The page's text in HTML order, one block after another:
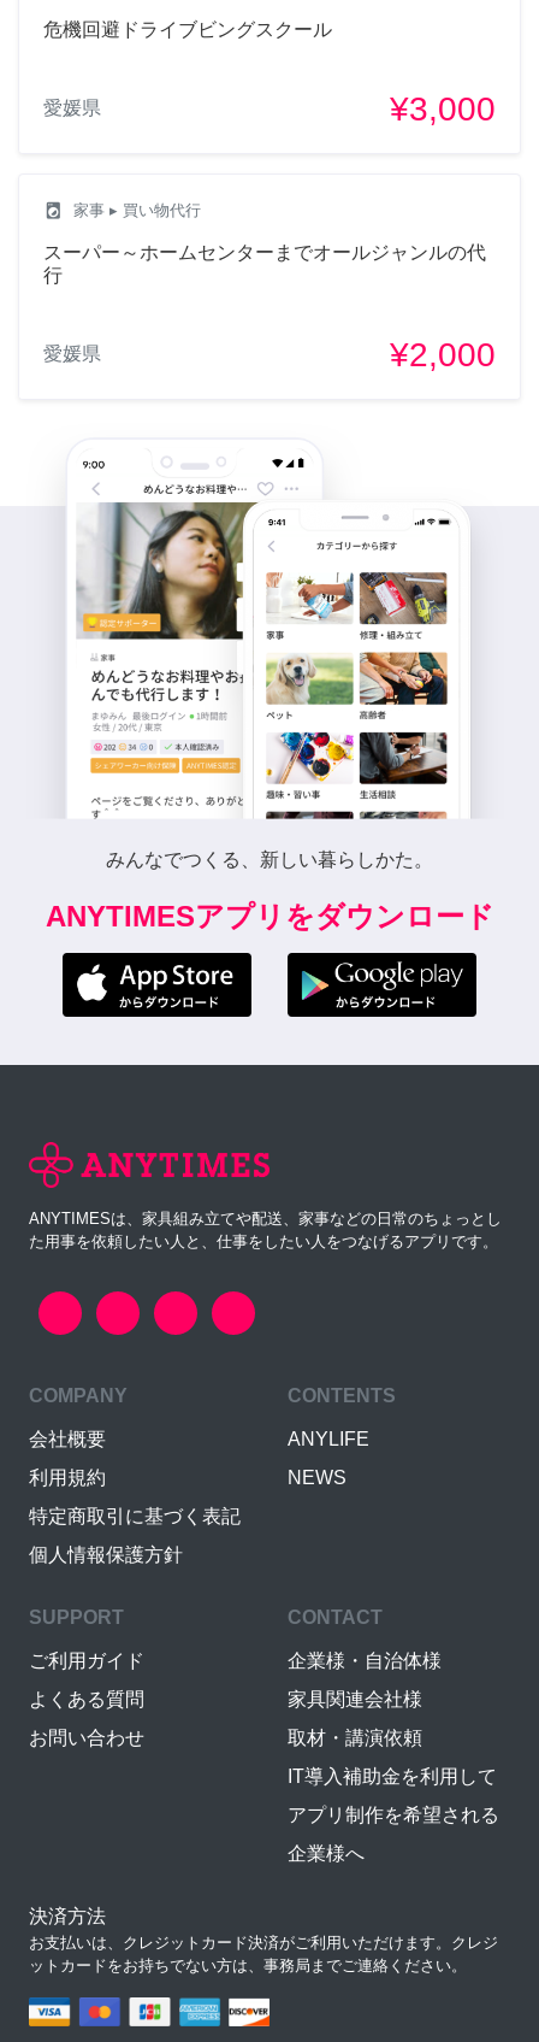
危機回避ドライブビングスクール
愛媛県 ¥3,000
local_laundry_service 家事 ▸ 買い物代行
スーパー～ホームセンターまでオールジャンルの代
行
愛媛県 ¥2,000
みんなでつくる、新しい暮らしかた。
ANYTIMESアプリをダウンロード
ANYTIMESは、家具組み立てや配送、家事などの日常のちょっとし
た用事を依頼したい人と、仕事をしたい人をつなげるアプリです。
COMPANY
会社概要
利用規約
特定商取引に基づく表記
個人情報保護方針
CONTENTS
ANYLIFE
NEWS
SUPPORT
ご利用ガイド
よくある質問
お問い合わせ
CONTACT
企業様・自治体様
家具関連会社様
取材・講演依頼
IT導入補助金を利用して
アプリ制作を希望される
企業様へ
決済方法
お支払いは、クレジットカード決済がご利用いただけます。クレジ
ットカードをお持ちでない方は、事務局までご連絡ください。